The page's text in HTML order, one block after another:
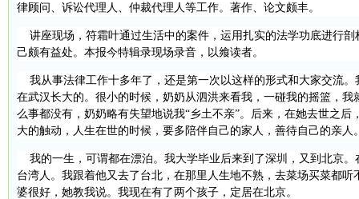
律顾问、诉讼代理人、仲裁代理人等工作。著作、论文颇丰。
讲座现场，符霜叶通过生活中的案件，运用扎实的法学功底进行
己颇有益处。本报今特辑录现场录音，以飨读者。
我从事法律工作十多年了，还是第一次以这样的形式和大家交流
在武汉长大的。很小的时候，奶奶从泗洪来看我，一碰我的摇篮，我
么事都没有，奶奶略有失望地说我“乡土不亲”。后来，在她去世之后
大的触动，人生在世的时候，要多陪伴自己的家人，善待自己的亲人
我的一生，可谓都在漂泊。我大学毕业后来到了深圳，又到北京
台湾人。我跟着他又去了台北，在那里人生地不熟，去菜场买菜都听
婆很好，她教我说。我现在有了两个孩子，定居在北京。